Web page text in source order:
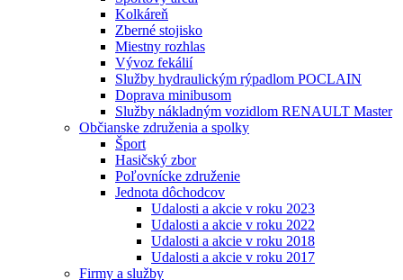
Kolkáreň
Zberné stojisko
Miestny rozhlas
Vývoz fekálií
Služby hydraulickým rýpadlom POCLAIN
Doprava minibusom
Služby nákladným vozidlom RENAULT Master
Občianske združenia a spolky
Šport
Hasičský zbor
Poľovnícke združenie
Jednota dôchodcov
Udalosti a akcie v roku 2023
Udalosti a akcie v roku 2022
Udalosti a akcie v roku 2018
Udalosti a akcie v roku 2017
Firmy a služby